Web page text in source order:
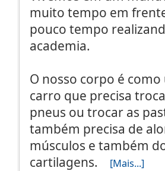
muito tempo em
pouco tempo
academia.
O nosso corpo é
carro que precisa
pneus ou trocar as
também precisa de
músculos e também
cartilagens.
[Mais...]